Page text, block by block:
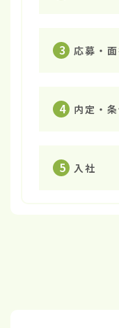
3 応募・
4 内定・
5 入社